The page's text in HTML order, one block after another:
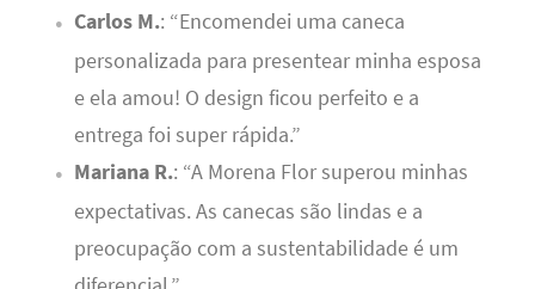
Carlos M.: “Encomendei uma caneca
personalizada para presentear minha esposa
e ela amou! O design ficou perfeito e a
entrega foi super rápida.”
Mariana R.: “A Morena Flor superou minhas
expectativas. As canecas são lindas e a
preocupação com a sustentabilidade é um